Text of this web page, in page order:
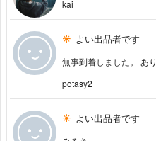
kai
よい出品者です
無事到着しました。 あ
potasy2
よい出品者です